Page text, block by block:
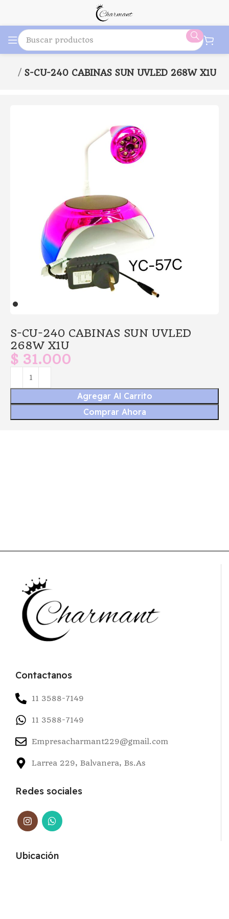
S-CU-240 CABINAS SUN UVLED 268W X1U
S-CU-240 CABINAS SUN UVLED
268W X1U
$ 31.000
Agregar Al Carrito
Comprar Ahora
Contactanos
11 3588-7149
11 3588-7149
Empresacharmant229@gmail.com
Larrea 229, Balvanera, Bs.As
Redes sociales
Ubicación